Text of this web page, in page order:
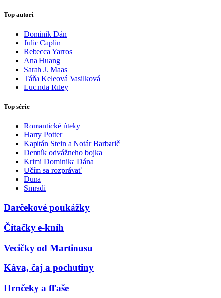
Top autori
Dominik Dán
Julie Caplin
Rebecca Yarros
Ana Huang
Sarah J. Maas
Táňa Keleová Vasilková
Lucinda Riley
Top série
Romantické úteky
Harry Potter
Kapitán Stein a Notár Barbarič
Denník odvážneho bojka
Krimi Dominika Dána
Učím sa rozprávať
Duna
Smradi
Darčekové poukážky
Čítačky e-kníh
Vecičky od Martinusu
Káva, čaj a pochutiny
Hrnčeky a fľaše